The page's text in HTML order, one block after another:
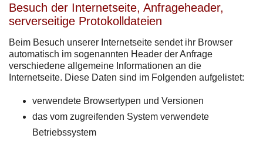
Besuch der Internetseite, Anfrageheader,
serverseitige Protokolldateien
Beim Besuch unserer Internetseite sendet ihr Browser
automatisch im sogenannten Header der Anfrage
verschiedene allgemeine Informationen an die
Internetseite. Diese Daten sind im Folgenden aufgelistet:
verwendete Browsertypen und Versionen
das vom zugreifenden System verwendete
Betriebssystem